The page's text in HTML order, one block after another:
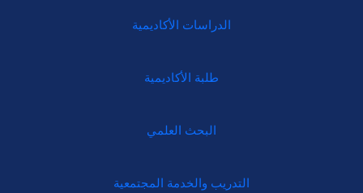
الدراسات الأكاديمية
طلبة الأكاديمية
البحث العلمي
التدريب والخدمة المجتمعية